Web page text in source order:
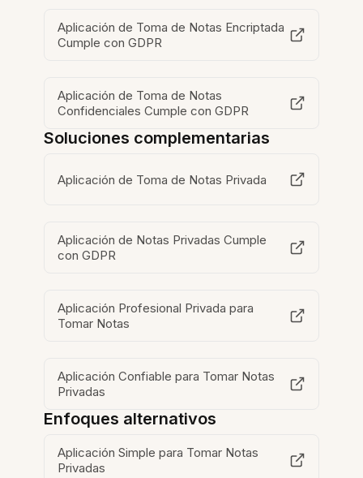
Aplicación de Toma de Notas Encriptada
Cumple con GDPR
Aplicación de Toma de Notas
Confidenciales Cumple con GDPR
Soluciones complementarias
Aplicación de Toma de Notas Privada
Aplicación de Notas Privadas Cumple
con GDPR
Aplicación Profesional Privada para
Tomar Notas
Aplicación Confiable para Tomar Notas
Privadas
Enfoques alternativos
Aplicación Simple para Tomar Notas
Privadas